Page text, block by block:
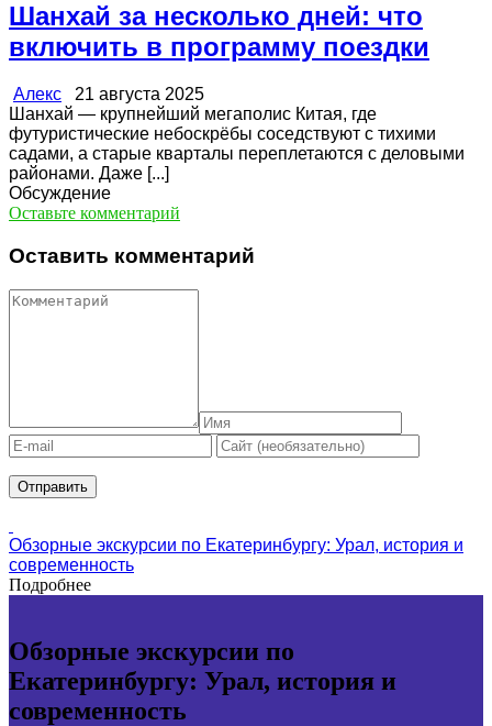
Шанхай за несколько дней: что
включить в программу поездки
Алекс 21 августа 2025
Шанхай — крупнейший мегаполис Китая, где
футуристические небоскрёбы соседствуют с тихими
садами, а старые кварталы переплетаются с деловыми
районами. Даже [...]
Обсуждение
Оставьте комментарий
Оставить комментарий
Обзорные экскурсии по Екатеринбургу: Урал, история и
современность
Подробнее
Обзорные экскурсии по
Екатеринбургу: Урал, история и
современность